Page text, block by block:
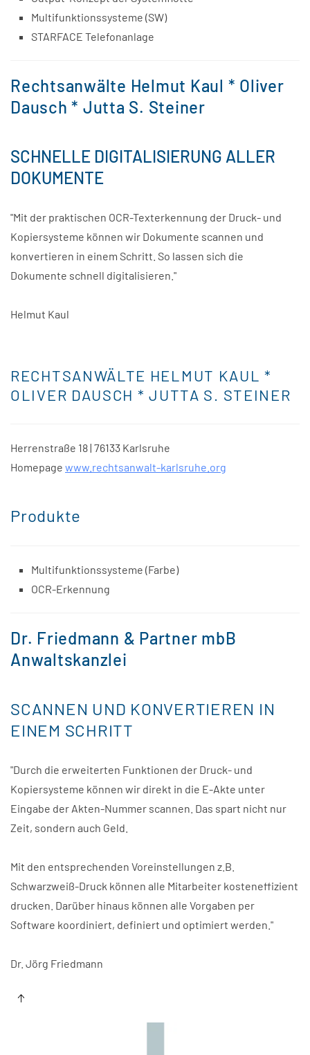
Multifunktionssysteme (SW)
STARFACE Telefonanlage
Rechtsanwälte Helmut Kaul * Oliver
Dausch * Jutta S. Steiner
SCHNELLE DIGITALISIERUNG ALLER
DOKUMENTE
"Mit der praktischen OCR-Texterkennung der Druck- und
Kopiersysteme können wir Dokumente scannen und
konvertieren in einem Schritt. So lassen sich die
Dokumente schnell digitalisieren."
Helmut Kaul
RECHTSANWÄLTE HELMUT KAUL *
OLIVER DAUSCH * JUTTA S. STEINER
Herrenstraße 18 | 76133 Karlsruhe
Homepage www.rechtsanwalt-karlsruhe.org
Produkte
Multifunktionssysteme (Farbe)
OCR-Erkennung
Dr. Friedmann & Partner mbB
Anwaltskanzlei
SCANNEN UND KONVERTIEREN IN
EINEM SCHRITT
"Durch die erweiterten Funktionen der Druck- und
Kopiersysteme können wir direkt in die E-Akte unter
Eingabe der Akten-Nummer scannen. Das spart nicht nur
Zeit, sondern auch Geld.
Mit den entsprechenden Voreinstellungen z.B.
Schwarzweiß-Druck können alle Mitarbeiter kosteneffizient
drucken. Darüber hinaus können alle Vorgaben per
Software koordiniert, definiert und optimiert werden."
Dr. Jörg Friedmann